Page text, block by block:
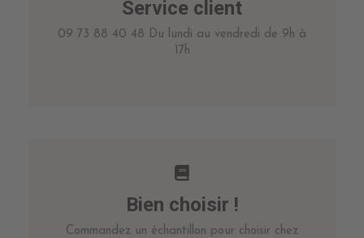
Service client
09 73 88 40 48 Du lundi au vendredi de 9h à
17h
Bien choisir !
Commandez un échantillon pour choisir chez